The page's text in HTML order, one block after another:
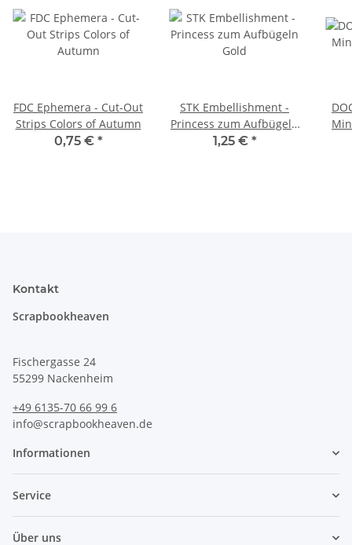
FDC Ephemera - Cut-Out
Strips Colors of Autumn
0,75 € *
STK Embellishment -
Princess zum Aufbügeln
Gold
1,25 € *
Kontakt
Scrapbookheaven
Fischergasse 24
55299 Nackenheim
+49 6135-70 66 99 6
info@scrapbookheaven.de
Informationen
Service
Über uns